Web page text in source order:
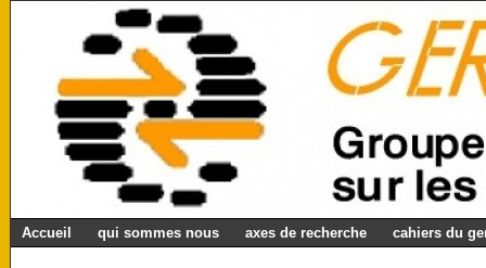
Accueil qui sommes nous axes de recherche cahiers du